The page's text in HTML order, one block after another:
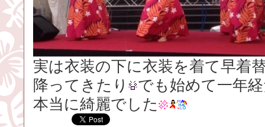
実は衣装の下に衣装を着て早着
降ってきたり
でも始めて一年
本当に綺麗でした